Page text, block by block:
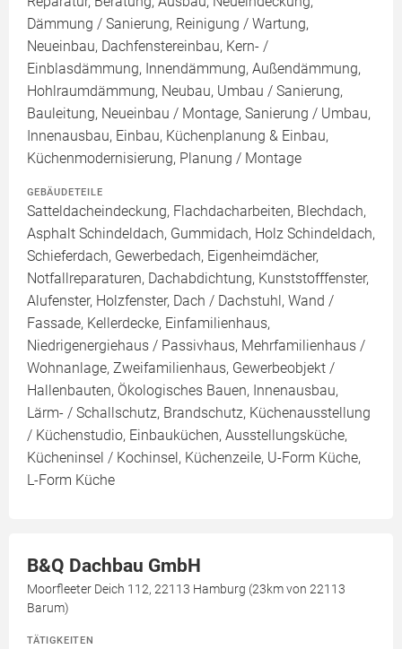
Dämmung / Sanierung, Reinigung / Wartung,
Neueinbau, Dachfenstereinbau, Kern- /
Einblasdämmung, Innendämmung, Außendämmung,
Hohlraumdämmung, Neubau, Umbau / Sanierung,
Bauleitung, Neueinbau / Montage, Sanierung / Umbau,
Innenausbau, Einbau, Küchenplanung & Einbau,
Küchenmodernisierung, Planung / Montage
GEBÄUDETEILE
Satteldacheindeckung, Flachdacharbeiten, Blechdach,
Asphalt Schindeldach, Gummidach, Holz Schindeldach,
Schieferdach, Gewerbedach, Eigenheimdächer,
Notfallreparaturen, Dachabdichtung, Kunststofffenster,
Alufenster, Holzfenster, Dach / Dachstuhl, Wand /
Fassade, Kellerdecke, Einfamilienhaus,
Niedrigenergiehaus / Passivhaus, Mehrfamilienhaus /
Wohnanlage, Zweifamilienhaus, Gewerbeobjekt /
Hallenbauten, Ökologisches Bauen, Innenausbau,
Lärm- / Schallschutz, Brandschutz, Küchenausstellung
/ Küchenstudio, Einbauküchen, Ausstellungsküche,
Kücheninsel / Kochinsel, Küchenzeile, U-Form Küche,
L-Form Küche
B&Q Dachbau GmbH
Moorfleeter Deich 112, 22113 Hamburg (23km von 22113
Barum)
TÄTIGKEITEN